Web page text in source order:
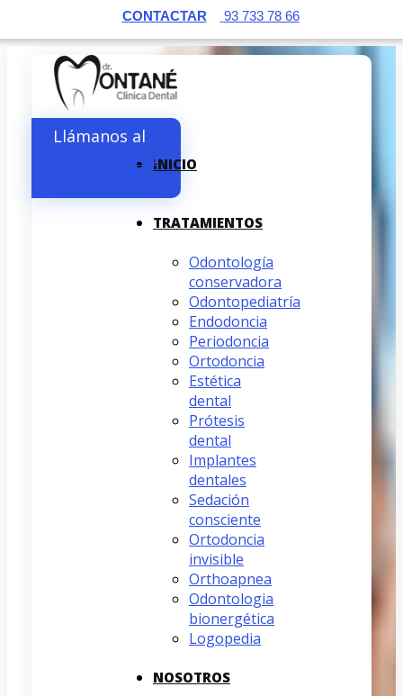
CONTACTAR 93 733 78 66
INICIO
TRATAMIENTOS
Odontología
conservadora
Odontopediatría
Endodoncia
Periodoncia
Ortodoncia
Estética
dental
Prótesis
dental
Implantes
dentales
Sedación
consciente
Ortodoncia
invisible
Orthoapnea
Odontologia
bionergética
Logopedia
NOSOTROS
Llámanos al
+34 93 733 78